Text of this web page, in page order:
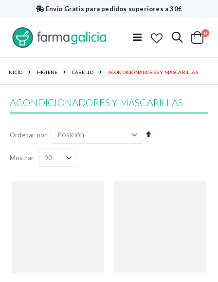
Envío Gratis para pedidos superiores a 30€
Buscar
Cart
0
INICIO HIGIENE CABELLO ACONDICIONADORES Y MASCARILLAS
ACONDICIONADORES Y MASCARILLAS
Ordenar por
Fijar
Mostrar